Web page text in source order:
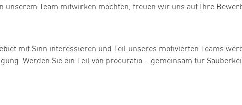
unserem Team mitwirken möchten, freuen wir uns auf Ihre
mit Sinn interessieren und Teil unseres motivierten Teams
Werden Sie ein Teil von procuratio – gemeinsam für